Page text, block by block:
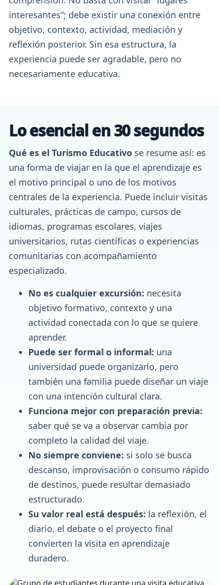
interesantes”; debe existir una conexión entre
objetivo, contexto, actividad, mediación y
reflexión posterior. Sin esa estructura, la
experiencia puede ser agradable, pero no
necesariamente educativa.
Lo esencial en 30 segundos
Qué es el Turismo Educativo se resume así: es
una forma de viajar en la que el aprendizaje es
el motivo principal o uno de los motivos
centrales de la experiencia. Puede incluir visitas
culturales, prácticas de campo, cursos de
idiomas, programas escolares, viajes
universitarios, rutas científicas o experiencias
comunitarias con acompañamiento
especializado.
No es cualquier excursión: necesita
objetivo formativo, contexto y una
actividad conectada con lo que se quiere
aprender.
Puede ser formal o informal: una
universidad puede organizarlo, pero
también una familia puede diseñar un viaje
con una intención cultural clara.
Funciona mejor con preparación previa:
saber qué se va a observar cambia por
completo la calidad del viaje.
No siempre conviene: si solo se busca
descanso, improvisación o consumo rápido
de destinos, puede resultar demasiado
estructurado.
Su valor real está después: la reflexión, el
diario, el debate o el proyecto final
convierten la visita en aprendizaje
duradero.